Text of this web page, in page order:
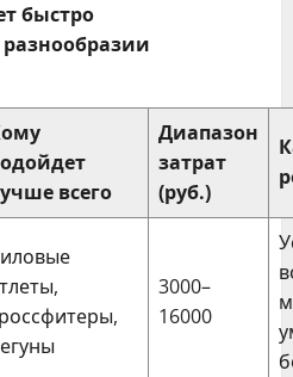
быстро
всего
Диапазон
затрат
(руб.)
3000–
16000